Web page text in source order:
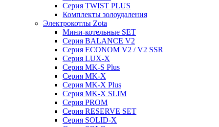
Серия TWIST PLUS
Комплекты золоудаления
Электрокотлы Zota
Мини-котельные SET
Серия BALANCE V2
Серия ECONOM V2 / V2 SSR
Серия LUX-X
Серия MK-S Plus
Серия MK-X
Серия MK-X Plus
Серия MK-X SLIM
Серия PROM
Серия RESERVE SET
Серия SOLID-X